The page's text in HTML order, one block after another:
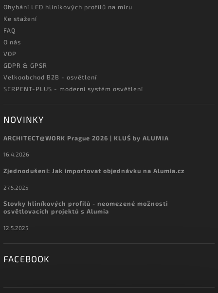
Ohybání LED hliníkových profilů na míru
Ke stažení
FAQ
O nás
VOP
GDPR & GPSR
Velkoobchod B2B - osvětlení
SERPENT-PLUS - moderní systém osvětlení
NOVINKY
ARCHITECT@WORK Prague 2026 | KLUŚ by ALUMIA
16.4.2026
Zjednodušení: Jak importovat objednávku na Alumia.cz
27.5.2025
Stovky hliníkových profilů - neomezené možnosti
osvětlovacích projektů s Alumia
12.5.2025
FACEBOOK